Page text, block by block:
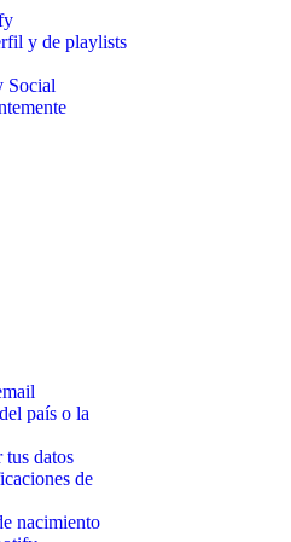
y de playlists
Social
país o la
tus datos
de
nacimiento